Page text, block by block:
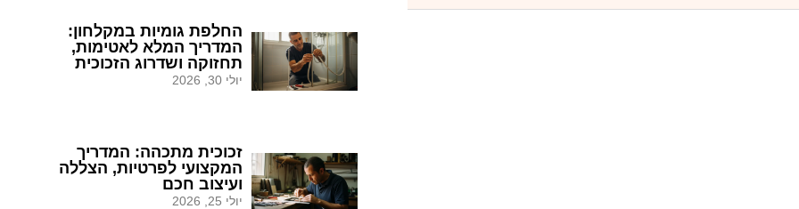
החלפת גומיות במקלחון:
המדריך המלא לאטימות,
תחזוקה ושדרוג הזכוכית
יולי 30, 2026
זכוכית מתכהה: המדריך
המקצועי לפרטיות, הצללה
ועיצוב חכם
יולי 25, 2026